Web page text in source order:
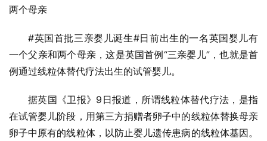
两个母亲
#英国首批三亲婴儿诞生#日前出生的一名英国婴儿有
一个父亲和两个母亲，这是英国首例“三亲婴儿”，也就是首
例通过线粒体替代疗法出生的试管婴儿。
据英国《卫报》9日报道，所谓线粒体替代疗法，是指
在试管婴儿阶段，用第三方捐赠者卵子中的线粒体替换母亲
卵子中原有的线粒体，以防止婴儿遗传患病的线粒体基因。